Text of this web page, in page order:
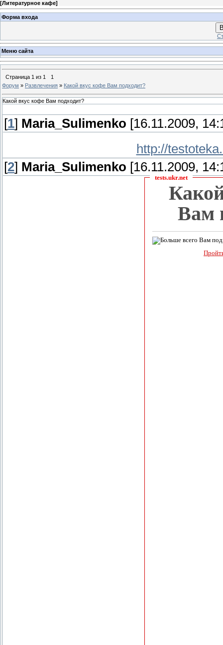
[Литературное кафе]
Форма входа
Меню сайта
Страница 1 из 1
1
Форум » Развлечения » Какой вкус кофе Вам подходит?
Какой вкус кофе Вам подходит?
[1] Maria_Sulimenko [16.11.2009,
http://
[2] Maria_Sulimenko [16.11.2009,
tests.ukr.net
Вам